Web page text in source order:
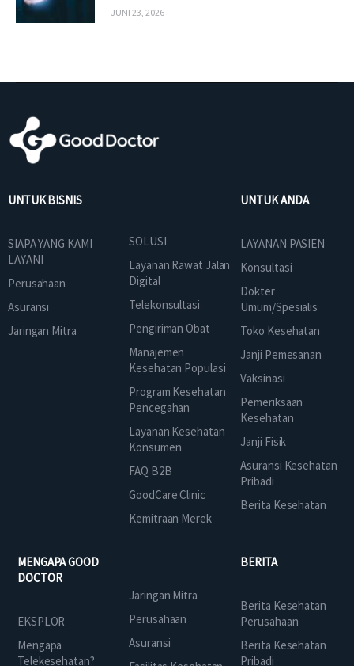
JUNI 23, 2026
UNTUK BISNIS
SIAPA YANG KAMI
LAYANI
Perusahaan
Asuransi
Jaringan Mitra
SOLUSI
Layanan Rawat Jalan
Digital
Telekonsultasi
Pengiriman Obat
Manajemen
Kesehatan Populasi
Program Kesehatan
Pencegahan
Layanan Kesehatan
Konsumen
FAQ B2B
GoodCare Clinic
Kemitraan Merek
UNTUK ANDA
LAYANAN PASIEN
Konsultasi
Dokter
Umum/Spesialis
Toko Kesehatan
Janji Pemesanan
Vaksinasi
Pemeriksaan
Kesehatan
Janji Fisik
Asuransi Kesehatan
Pribadi
Berita Kesehatan
MENGAPA GOOD
DOCTOR
EKSPLOR
Mengapa
Telekesehatan?
Jaringan Mitra
Perusahaan
Asuransi
BERITA
Berita Kesehatan
Perusahaan
Berita Kesehatan
Pribadi